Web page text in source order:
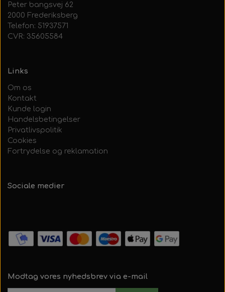
Peter bangsvej 62
2000 Frederiksberg
Telefon: 51937571
CVR: 35605584
Links
Om os
Kontakt
Kunde login
Handelsbetingelser
Privatlivspolitik
Cookies
Fortrydelse og reklamation
Sociale medier
Modtag vores nyhedsbrev via e-mail